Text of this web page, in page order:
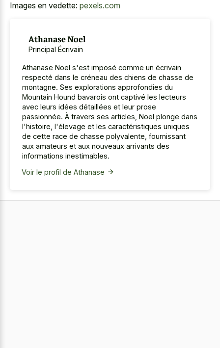
Images en vedette: pexels.com
Athanase Noel
Principal Écrivain
Athanase Noel s'est imposé comme un écrivain
respecté dans le créneau des chiens de chasse de
montagne. Ses explorations approfondies du
Mountain Hound bavarois ont captivé les lecteurs
avec leurs idées détaillées et leur prose
passionnée. À travers ses articles, Noel plonge dans
l'histoire, l'élevage et les caractéristiques uniques
de cette race de chasse polyvalente, fournissant
aux amateurs et aux nouveaux arrivants des
informations inestimables.
Voir le profil de Athanase